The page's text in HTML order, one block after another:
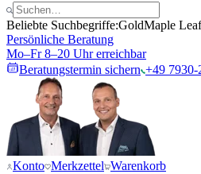
Beliebte Suchbegriffe:GoldMaple Leaf
Persönliche Beratung
Mo–Fr 8–20 Uhr erreichbar
Beratungstermin sichern +49 7930-
Konto Merkzettel Warenkorb